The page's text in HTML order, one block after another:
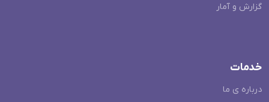
گزارش و آمار
خدمات
درباره ی ما